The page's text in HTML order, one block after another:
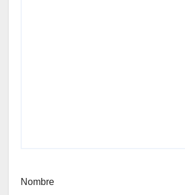
Nombre